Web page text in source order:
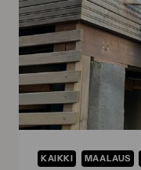
KAIKKI MAALAUS